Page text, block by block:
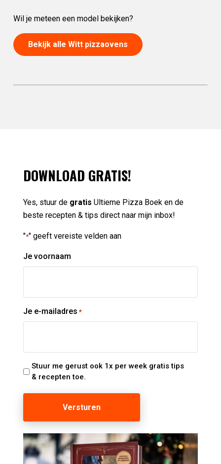
Wil je meteen een model bekijken?
Bekijk alle Witt pizzaovens
DOWNLOAD GRATIS!
Yes, stuur de gratis Ultieme Pizza Boek en de
beste recepten & tips direct naar mijn inbox!
"*" geeft vereiste velden aan
Je voornaam
Je e-mailadres *
Stuur me gerust ook 1x per week gratis tips
& recepten toe.